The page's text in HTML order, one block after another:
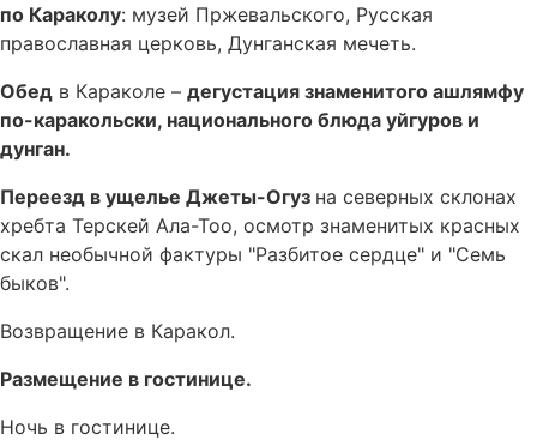
по Караколу: музей Пржевальского, Русская
православная церковь, Дунганская мечеть.
Обед в Караколе – дегустация знаменитого ашлямфу
по-каракольски, национального блюда уйгуров и
дунган.
Переезд в ущелье Джеты-Огуз на северных склонах
хребта Терскей Ала-Тоо, осмотр знаменитых красных
скал необычной фактуры "Разбитое сердце" и "Семь
быков".
Возвращение в Каракол.
Размещение в гостинице.
Ночь в гостинице.